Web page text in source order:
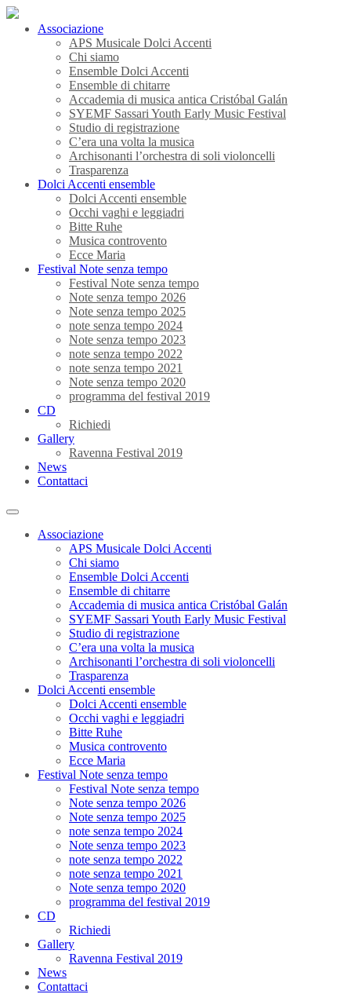
Associazione
APS Musicale Dolci Accenti
Chi siamo
Ensemble Dolci Accenti
Ensemble di chitarre
Accademia di musica antica Cristóbal Galán
SYEMF Sassari Youth Early Music Festival
Studio di registrazione
C’era una volta la musica
Archisonanti l’orchestra di soli violoncelli
Trasparenza
Dolci Accenti ensemble
Dolci Accenti ensemble
Occhi vaghi e leggiadri
Bitte Ruhe
Musica controvento
Ecce Maria
Festival Note senza tempo
Festival Note senza tempo
Note senza tempo 2026
Note senza tempo 2025
note senza tempo 2024
Note senza tempo 2023
note senza tempo 2022
note senza tempo 2021
Note senza tempo 2020
programma del festival 2019
CD
Richiedi
Gallery
Ravenna Festival 2019
News
Contattaci
Associazione
APS Musicale Dolci Accenti
Chi siamo
Ensemble Dolci Accenti
Ensemble di chitarre
Accademia di musica antica Cristóbal Galán
SYEMF Sassari Youth Early Music Festival
Studio di registrazione
C’era una volta la musica
Archisonanti l’orchestra di soli violoncelli
Trasparenza
Dolci Accenti ensemble
Dolci Accenti ensemble
Occhi vaghi e leggiadri
Bitte Ruhe
Musica controvento
Ecce Maria
Festival Note senza tempo
Festival Note senza tempo
Note senza tempo 2026
Note senza tempo 2025
note senza tempo 2024
Note senza tempo 2023
note senza tempo 2022
note senza tempo 2021
Note senza tempo 2020
programma del festival 2019
CD
Richiedi
Gallery
Ravenna Festival 2019
News
Contattaci